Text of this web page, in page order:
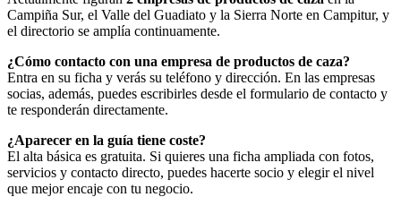
Campiña Sur, el Valle del Guadiato y la Sierra Norte en Campitur, y
el directorio se amplía continuamente.
¿Cómo contacto con una empresa de productos de caza?
Entra en su ficha y verás su teléfono y dirección. En las empresas
socias, además, puedes escribirles desde el formulario de contacto y
te responderán directamente.
¿Aparecer en la guía tiene coste?
El alta básica es gratuita. Si quieres una ficha ampliada con fotos,
servicios y contacto directo, puedes hacerte socio y elegir el nivel
que mejor encaje con tu negocio.